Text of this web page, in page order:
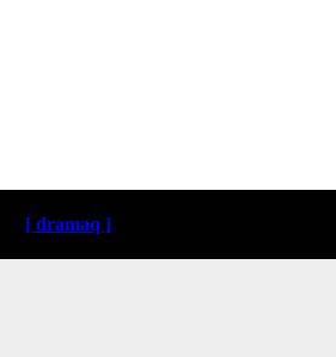
[ dramaq ]